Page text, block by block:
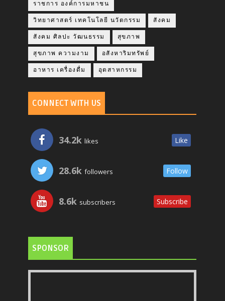
ราชการ องค์การมหาชน
วิทยาศาสตร์ เทคโนโลยี นวัตกรรม สังคม
สังคม ศิลปะ วัฒนธรรม สุขภาพ
สุขภาพ ความงาม อสังหาริมทรัพย์
อาหาร เครื่องดื่ม อุตสาหกรรม
CONNECT WITH US
34.2k likes Like
28.6k followers Follow
8.6k subscribers Subscribe
SPONSOR